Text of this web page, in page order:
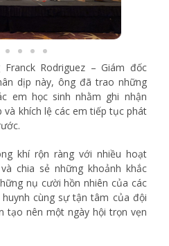
Rodriguez – Giám đốc
dịp này, ông đã trao những
em học sinh nhằm ghi nhận
khích lệ các em tiếp tục phát
khí rộn ràng với nhiều hoạt
chia sẻ những khoảnh khắc
nụ cười hồn nhiên của các
cùng sự tận tâm của đội
tạo nên một ngày hội trọn vẹn